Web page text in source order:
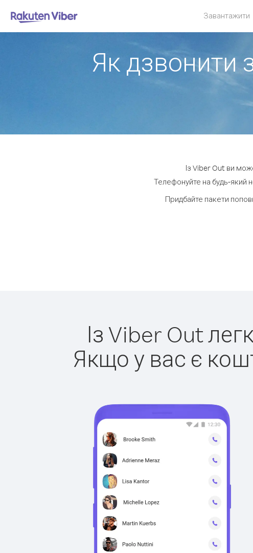
Завантажити
Як дзвонити
Із Viber Out ви
Телефонуйте на будь-який
Придбайте пакети
Із Viber Out
Якщо у вас є